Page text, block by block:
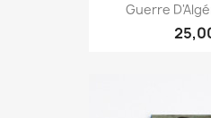
Guerre